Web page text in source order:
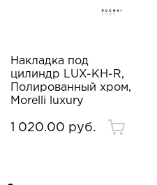
Накладка под
цилиндр LUX-KH-R,
Полированный хром,
Morelli luxury
1 020.00 руб.